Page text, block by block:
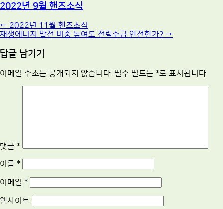
2022년 9월 핸즈소식
Post
navigation
← 2022년 11월 핸즈소식
재생에너지 발전 비중 높여도 전력수급 안전한가? →
답글 남기기
이메일 주소는 공개되지 않습니다. 필수 필드는 *로 표시됩니다
댓글 *
이름 *
이메일 *
웹사이트